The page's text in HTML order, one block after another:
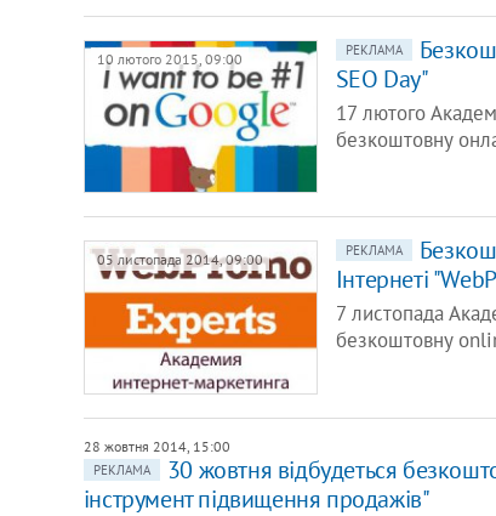
10 лютого 2015, 09:00 РЕКЛАМА
SEO Day"
17 лютого
безкоштовну
05 листопада 2014, 09:00 РЕКЛАМА
Інтернеті
7 листопада
безкоштовну
28 жовтня 2014, 15:00
РЕКЛАМА
30 жовтня відбудеться
інструмент підвищення продажів"